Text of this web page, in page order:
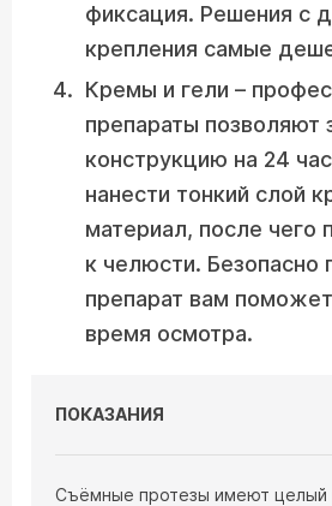
фиксация. Решения с
крепления самые
Кремы и гели –
препараты позволяют
конструкцию на 24
нанести тонкий слой
материал, после чего
к челюсти. Безопасно
препарат вам
время осмотра.
ПОКАЗАНИЯ
Съёмные протезы имеют целый